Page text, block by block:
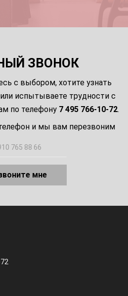
ЗВОНОК
с выбором, хотите узнать
испытываете трудности с
по телефону 7 495 766-10-72.
и мы вам перезвоним
Позвоните мне